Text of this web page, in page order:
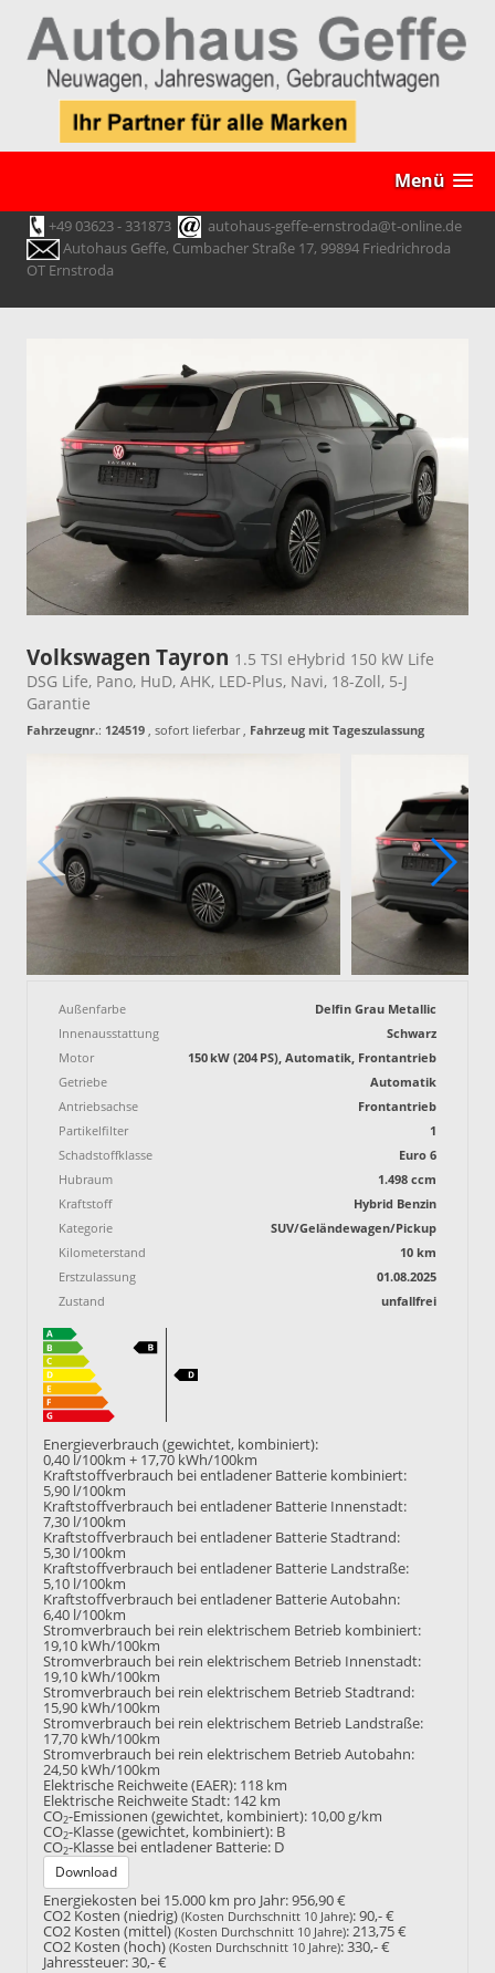
Menü
+49 03623 - 331873
autohaus-geffe-ernstroda@t-online.de
Autohaus Geffe, Cumbacher Straße 17, 99894 Friedrichroda
OT Ernstroda
Volkswagen Tayron 1.5 TSI eHybrid 150 kW Life
DSG Life, Pano, HuD, AHK, LED-Plus, Navi, 18-Zoll, 5-J
Garantie
Fahrzeugnr.: 124519 , sofort lieferbar, Fahrzeug mit Tageszulassung
Außenfarbe
Delfin Grau Metallic
Innenausstattung
Schwarz
Motor
150 kW (204 PS), Automatik, Frontantrieb
Getriebe
Automatik
Antriebsachse
Frontantrieb
Partikelfilter
1
Schadstoffklasse
Euro 6
Hubraum
1.498 ccm
Kraftstoff
Hybrid Benzin
Kategorie
SUV/Geländewagen/Pickup
Kilometerstand
10 km
Erstzulassung
01.08.2025
Zustand
unfallfrei
Energieverbrauch (gewichtet, kombiniert):
0,40 l/100km + 17,70 kWh/100km
Kraftstoffverbrauch bei entladener Batterie kombiniert:
5,90 l/100km
Kraftstoffverbrauch bei entladener Batterie Innenstadt:
7,30 l/100km
Kraftstoffverbrauch bei entladener Batterie Stadtrand:
5,30 l/100km
Kraftstoffverbrauch bei entladener Batterie Landstraße:
5,10 l/100km
Kraftstoffverbrauch bei entladener Batterie Autobahn:
6,40 l/100km
Stromverbrauch bei rein elektrischem Betrieb kombiniert:
19,10 kWh/100km
Stromverbrauch bei rein elektrischem Betrieb Innenstadt:
19,10 kWh/100km
Stromverbrauch bei rein elektrischem Betrieb Stadtrand:
15,90 kWh/100km
Stromverbrauch bei rein elektrischem Betrieb Landstraße:
17,70 kWh/100km
Stromverbrauch bei rein elektrischem Betrieb Autobahn:
24,50 kWh/100km
Elektrische Reichweite (EAER): 118 km
Elektrische Reichweite Stadt: 142 km
CO2-Emissionen (gewichtet, kombiniert): 10,00 g/km
CO2-Klasse (gewichtet, kombiniert): B
CO2-Klasse bei entladener Batterie: D
Download
Energiekosten bei 15.000 km pro Jahr:956,90 €
CO2 Kosten (niedrig) (Kosten Durchschnitt 10 Jahre):90,- €
CO2 Kosten (mittel) (Kosten Durchschnitt 10 Jahre):213,75 €
CO2 Kosten (hoch) (Kosten Durchschnitt 10 Jahre):330,- €
Jahressteuer:30,- €